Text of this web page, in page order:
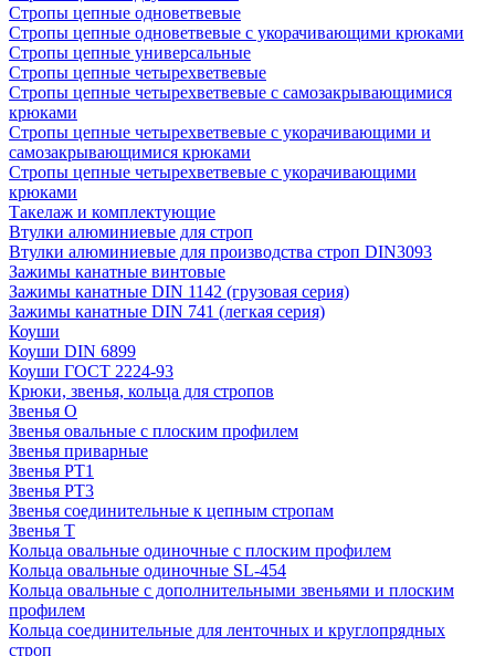
Стропы цепные одноветвевые
Стропы цепные одноветвевые с укорачивающими крюками
Стропы цепные универсальные
Стропы цепные четырехветвевые
Стропы цепные четырехветвевые с самозакрывающимися
крюками
Стропы цепные четырехветвевые с укорачивающими и
самозакрывающимися крюками
Стропы цепные четырехветвевые с укорачивающими
крюками
Такелаж и комплектующие
Втулки алюминиевые для строп
Втулки алюминиевые для производства строп DIN3093
Зажимы канатные винтовые
Зажимы канатные DIN 1142 (грузовая серия)
Зажимы канатные DIN 741 (легкая серия)
Коуши
Коуши DIN 6899
Коуши ГОСТ 2224-93
Крюки, звенья, кольца для стропов
Звенья О
Звенья овальные с плоским профилем
Звенья приварные
Звенья РТ1
Звенья РТ3
Звенья соединительные к цепным стропам
Звенья Т
Кольца овальные одиночные c плоским профилем
Кольца овальные одиночные SL-454
Кольца овальные с дополнительными звеньями и плоским
профилем
Кольца соединительные для ленточных и круглопрядных
строп